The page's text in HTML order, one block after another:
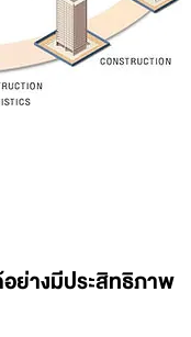
อย่างมีประสิทธิภาพ